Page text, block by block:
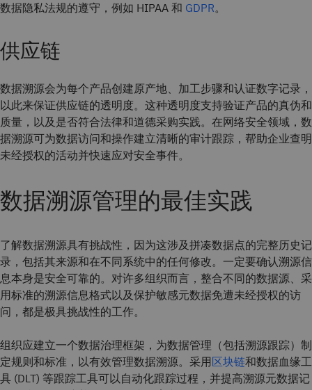
数据隐私法规的遵守，例如 HIPAA 和 GDPR。
供应链
数据溯源会为每个产品创建原产地、加工步骤和认证数字记录，
以此来保证供应链的透明度。这种透明度支持验证产品的真伪和
质量，以及是否符合法律和道德采购实践。在网络安全领域，数
据溯源可为数据访问和操作建立清晰的审计跟踪，帮助企业查明
未经授权的活动并快速应对安全事件。
数据溯源管理的最佳实践
了解数据溯源具有挑战性，因为这涉及拼凑数据点的完整历史记
录，包括其来源和在不同系统中的任何修改。一定要确认溯源信
息本身是安全可靠的。对许多组织而言，整合不同的数据源、采
用标准的溯源信息格式以及保护敏感元数据免遭未经授权的访
问，都是极具挑战性的工作。
组织应建立一个数据治理框架，为数据管理（包括溯源跟踪）制
定规则和标准，以有效管理数据溯源。采用区块链和数据血缘工
具 (DLT) 等跟踪工具可以自动化跟踪过程，并提高溯源元数据记